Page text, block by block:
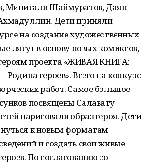
Минигали Шаймуратов, Даян
Дети приняли
на создание художественных
лягут в основу новых комиксов,
проекта «ЖИВАЯ КНИГА:
Родина героев». Всего на конкурс
работ. Самое большое
посвящены Салавату
нарисовали образ героя. Дети
к новым форматам
и создать свои живые
По согласованию со